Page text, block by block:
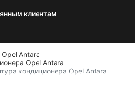
клиентам
Antara
Opel Antara
кондиционера Opel Antara